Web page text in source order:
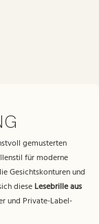
gemusterten
für moderne
Gesichtskonturen und
diese Lesebrille aus
und Private-Label-